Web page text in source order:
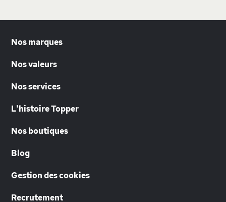
Nos marques
Nos valeurs
Nos services
L'histoire Topper
Nos boutiques
Blog
Gestion des cookies
Recrutement